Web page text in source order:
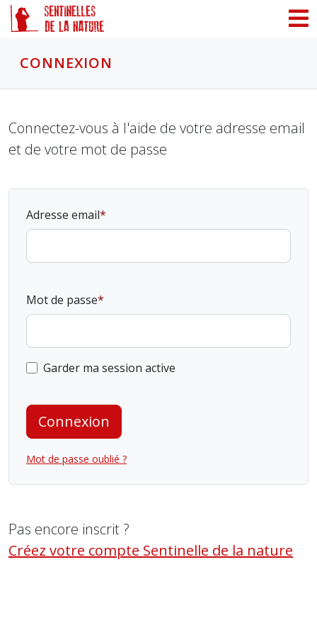
CONNEXION
Connectez-vous à l'aide de votre adresse email
et de votre mot de passe
Adresse email
Mot de passe
Garder ma session active
Connexion
Mot de passe oublié ?
Pas encore inscrit ?
Créez votre compte Sentinelle de la nature
Panneau de gestion des cookies